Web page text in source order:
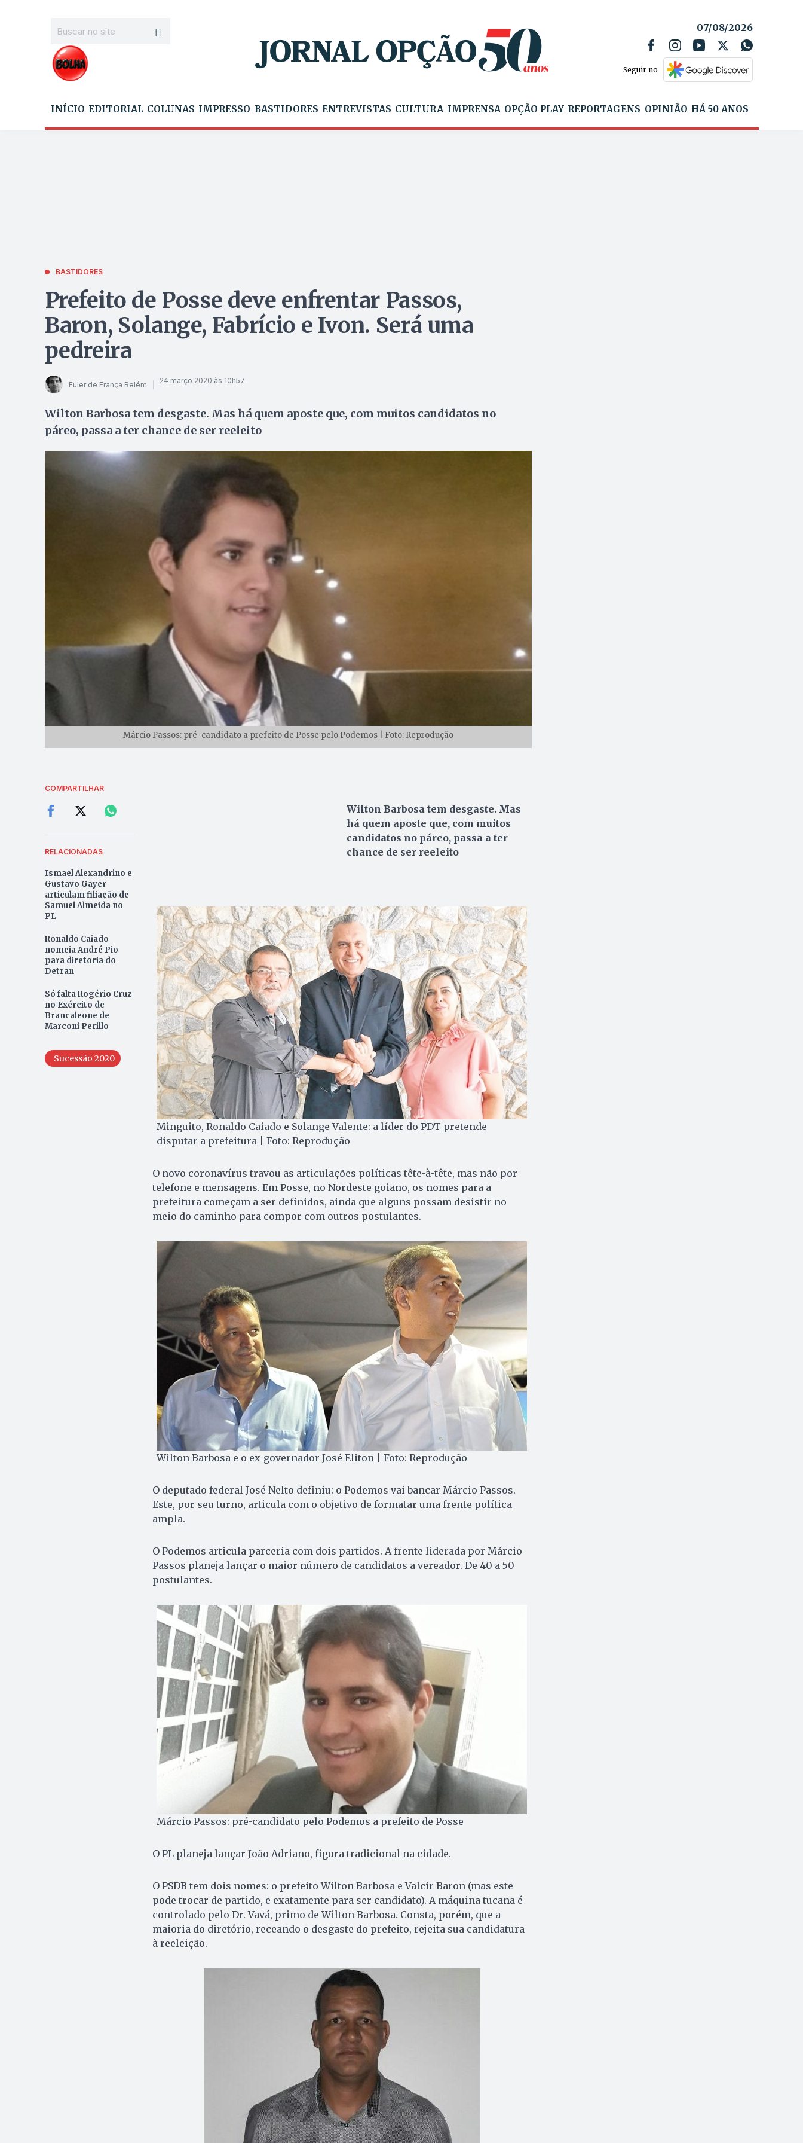
07/08/2026
Seguir no
INÍCIO EDITORIAL COLUNAS IMPRESSO BASTIDORES ENTREVISTAS CULTURA IMPRENSA OPÇÃO PLAY REPORTAGENS OPINIÃO HÁ 50 ANOS
BASTIDORES
Prefeito de Posse deve enfrentar Passos,
Baron, Solange, Fabrício e Ivon. Será uma
pedreira
Euler de França Belém 24 março 2020 às 10h57
Wilton Barbosa tem desgaste. Mas há quem aposte que, com muitos candidatos no
páreo, passa a ter chance de ser reeleito
Márcio Passos: pré-candidato a prefeito de Posse pelo Podemos | Foto: Reprodução
COMPARTILHAR
RELACIONADAS
Ismael Alexandrino e
Gustavo Gayer
articulam filiação de
Samuel Almeida no
PL
Ronaldo Caiado
nomeia André Pio
para diretoria do
Detran
Só falta Rogério Cruz
no Exército de
Brancaleone de
Marconi Perillo
Sucessão 2020
Wilton Barbosa tem desgaste. Mas
há quem aposte que, com muitos
candidatos no páreo, passa a ter
chance de ser reeleito
Minguito, Ronaldo Caiado e Solange Valente: a líder do PDT pretende
disputar a prefeitura | Foto: Reprodução
O novo coronavírus travou as articulações políticas tête-à-tête, mas não por
telefone e mensagens. Em Posse, no Nordeste goiano, os nomes para a
prefeitura começam a ser definidos, ainda que alguns possam desistir no
meio do caminho para compor com outros postulantes.
Wilton Barbosa e o ex-governador José Eliton | Foto: Reprodução
O deputado federal José Nelto definiu: o Podemos vai bancar Márcio Passos.
Este, por seu turno, articula com o objetivo de formatar uma frente política
ampla.
O Podemos articula parceria com dois partidos. A frente liderada por Márcio
Passos planeja lançar o maior número de candidatos a vereador. De 40 a 50
postulantes.
Márcio Passos: pré-candidato pelo Podemos a prefeito de Posse
O PL planeja lançar João Adriano, figura tradicional na cidade.
O PSDB tem dois nomes: o prefeito Wilton Barbosa e Valcir Baron (mas este
pode trocar de partido, e exatamente para ser candidato). A máquina tucana é
controlado pelo Dr. Vavá, primo de Wilton Barbosa. Consta, porém, que a
maioria do diretório, receando o desgaste do prefeito, rejeita sua candidatura
à reeleição.